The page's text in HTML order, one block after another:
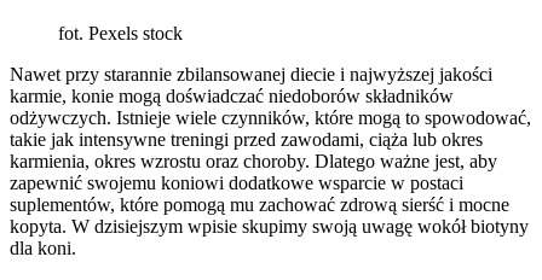
fot. Pexels stock
Nawet przy starannie zbilansowanej diecie i najwyższej jakości
karmie, konie mogą doświadczać niedoborów składników
odżywczych. Istnieje wiele czynników, które mogą to spowodować,
takie jak intensywne treningi przed zawodami, ciąża lub okres
karmienia, okres wzrostu oraz choroby. Dlatego ważne jest, aby
zapewnić swojemu koniowi dodatkowe wsparcie w postaci
suplementów, które pomogą mu zachować zdrową sierść i mocne
kopyta. W dzisiejszym wpisie skupimy swoją uwagę wokół biotyny
dla koni.